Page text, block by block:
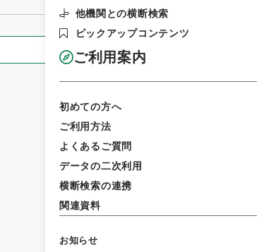
他機関との横断検索
ピックアップコンテンツ
ご利用案内
初めての方へ
ご利用方法
よくあるご質問
データの二次利用
横断検索の連携
関連資料
お知らせ
全ての情報